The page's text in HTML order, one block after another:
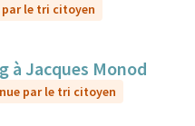
par le tri citoyen
à Jacques Monod
par le tri citoyen